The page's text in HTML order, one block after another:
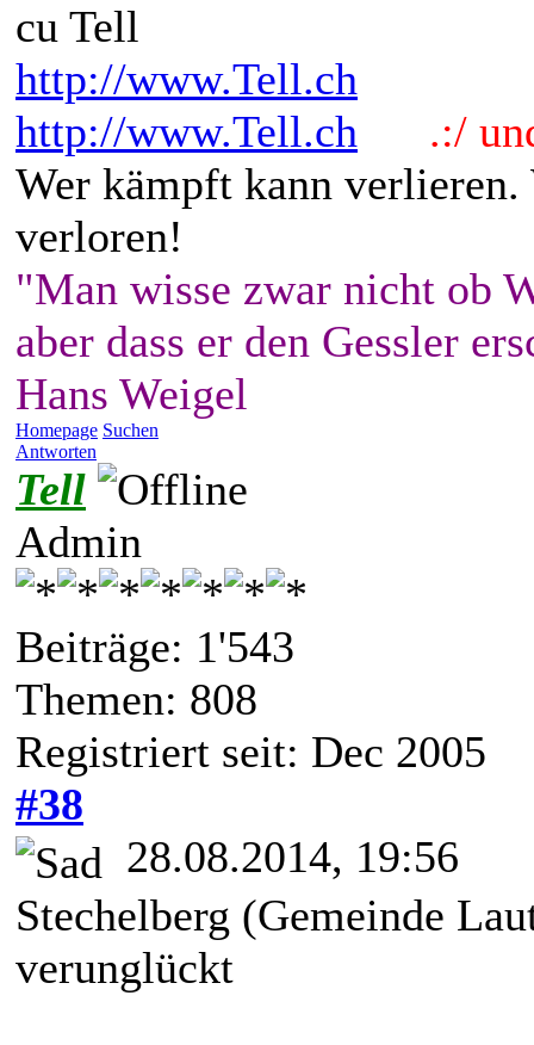
cu Tell
http://www.Tell.ch
http://www.Tell.ch
.:/
Wer kämpft kann
verloren!
"Man wisse zwar nicht ob
aber dass er den Gessler
Hans Weigel
Homepage Suchen
Antworten
Tell
Admin
Beiträge: 1'543
Themen: 808
Registriert seit: Dec 2005
#38
28.08.2014, 19:56
Stechelberg (Gemeinde
verunglückt